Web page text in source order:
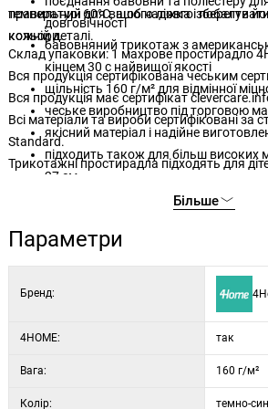
правильний для вашого ліжка і
кожній деталі.
температурі 60°C, щоб надовго зберегти
кольори.
довговічності
бавовняний трикотаж з
кінцем 30 с найвищої якості
щільність 160 г/м² для відмінної
чеське виробництво під торговою
якісний матеріал і надійне
підходить також для більш високих
27 см
еластична резинка по всьому
простий догляд: прання при
підходить для сушіння в сушильній
Склад упаковки: 1 махрове простирадло
Вся продукція сертифікована чеським
Вся продукція має сертифікат
Всі матеріали та вироби сертифіковані за
Standard.
Трикотажні простирадла підходять для
Більше
Параметри
Бренд:
4HOME: так
Вага: 160 г/м²
Колір: темно-